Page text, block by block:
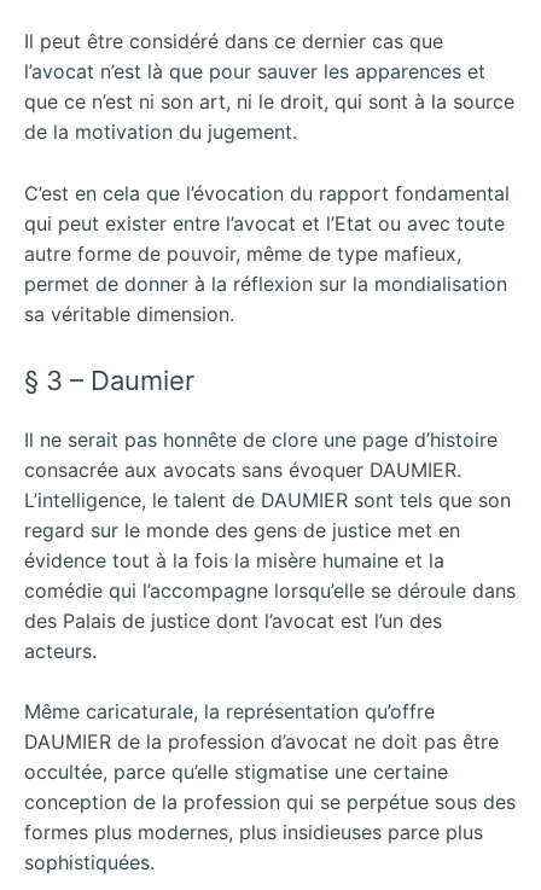
Il peut être considéré dans ce dernier cas que
l’avocat n’est là que pour sauver les apparences et
que ce n’est ni son art, ni le droit, qui sont à la source
de la motivation du jugement.
C’est en cela que l’évocation du rapport fondamental
qui peut exister entre l’avocat et l’Etat ou avec toute
autre forme de pouvoir, même de type mafieux,
permet de donner à la réflexion sur la mondialisation
sa véritable dimension.
§ 3 – Daumier
Il ne serait pas honnête de clore une page d’histoire
consacrée aux avocats sans évoquer DAUMIER.
L’intelligence, le talent de DAUMIER sont tels que son
regard sur le monde des gens de justice met en
évidence tout à la fois la misère humaine et la
comédie qui l’accompagne lorsqu’elle se déroule dans
des Palais de justice dont l’avocat est l’un des
acteurs.
Même caricaturale, la représentation qu’offre
DAUMIER de la profession d’avocat ne doit pas être
occultée, parce qu’elle stigmatise une certaine
conception de la profession qui se perpétue sous des
formes plus modernes, plus insidieuses parce plus
sophistiquées.